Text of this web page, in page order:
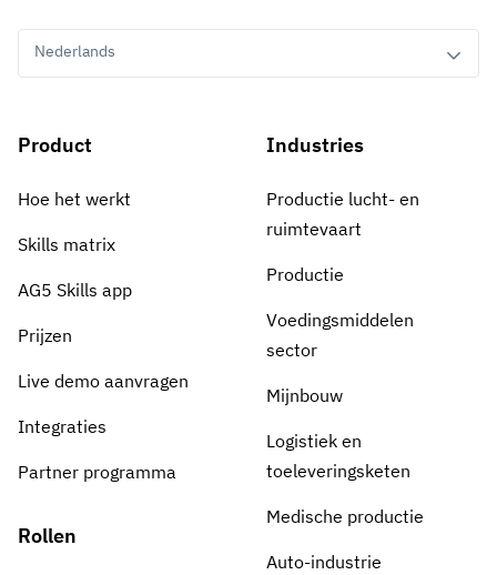
Nederlands
Product
Hoe het werkt
Skills matrix
AG5 Skills app
Prijzen
Live demo aanvragen
Integraties
Partner programma
Rollen
Industries
Productie lucht- en
ruimtevaart
Productie
Voedingsmiddelen
sector
Mijnbouw
Logistiek en
toeleveringsketen
Medische productie
Auto-industrie